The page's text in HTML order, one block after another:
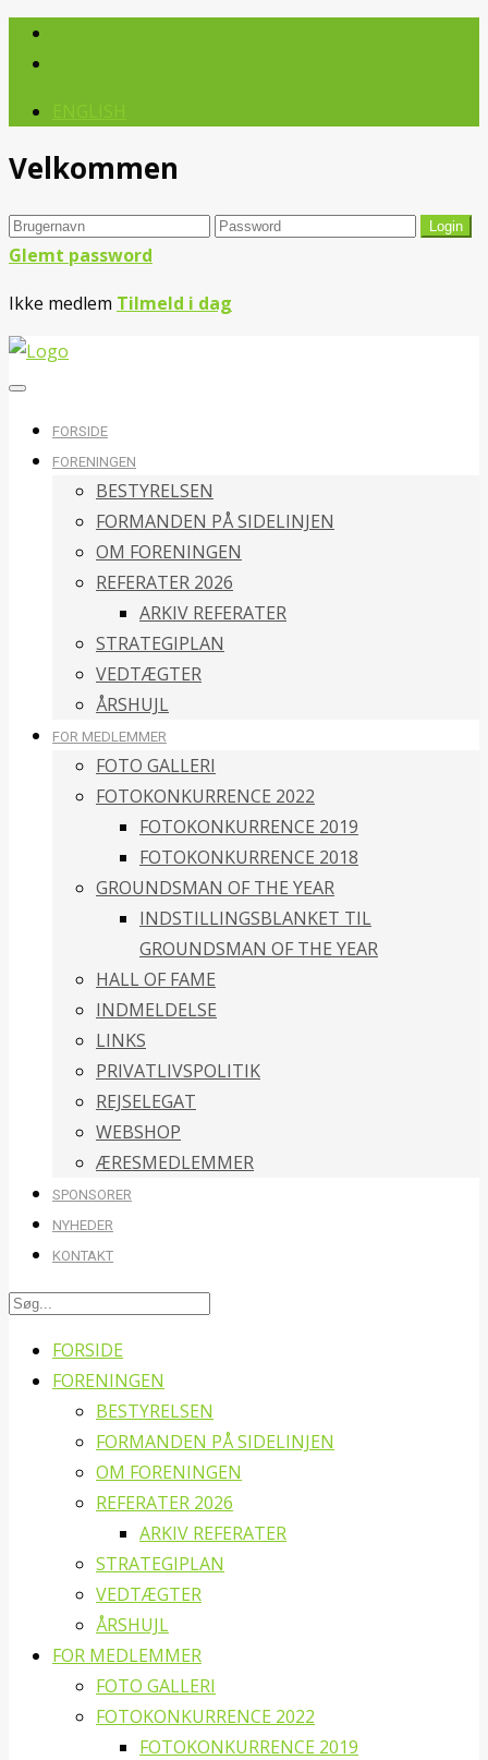
Velkommen
Glemt password
Ikke medlem Tilmeld i dag
FORSIDE
FORENINGEN
BESTYRELSEN
FORMANDEN PÅ SIDELINJEN
OM FORENINGEN
REFERATER 2026
ARKIV REFERATER
STRATEGIPLAN
VEDTÆGTER
ÅRSHUJL
FOR MEDLEMMER
FOTO GALLERI
FOTOKONKURRENCE 2022
FOTOKONKURRENCE 2019
FOTOKONKURRENCE 2018
GROUNDSMAN OF THE YEAR
INDSTILLINGSBLANKET TIL
GROUNDSMAN OF THE YEAR
HALL OF FAME
INDMELDELSE
LINKS
PRIVATLIVSPOLITIK
REJSELEGAT
WEBSHOP
ÆRESMEDLEMMER
SPONSORER
NYHEDER
KONTAKT
FORSIDE
FORENINGEN
BESTYRELSEN
FORMANDEN PÅ SIDELINJEN
OM FORENINGEN
REFERATER 2026
ARKIV REFERATER
STRATEGIPLAN
VEDTÆGTER
ÅRSHUJL
FOR MEDLEMMER
FOTO GALLERI
FOTOKONKURRENCE 2022
FOTOKONKURRENCE 2019